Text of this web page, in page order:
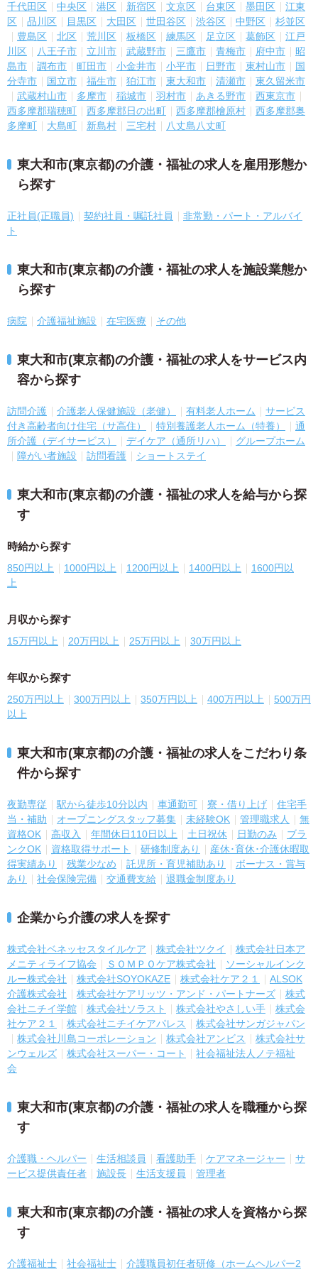
千代田区 中央区 港区 新宿区 文京区 台東区 墨田区
江東
区
品川区 目黒区 大田区 世田谷区 渋谷区 中野区
杉並区
豊島区
北区 荒川区 板橋区 練馬区 足立区 葛飾区
江戸
川区
八王子市 立川市 武蔵野市 三鷹市 青梅市 府中市
昭
島市
調布市 町田市 小金井市 小平市 日野市 東村山市
国
分寺市
国立市 福生市 狛江市 東大和市 清瀬市
東久留米市
武蔵村山市
多摩市 稲城市 羽村市 あきる野市
西東京市
西多摩郡瑞穂町
西多摩郡日の出町 西多摩郡檜原村
西多摩郡奥
多摩町
大島町 新島村 三宅村 八丈島八丈町
東大和市(東京都)の介護・福祉の求人を雇用形態か
ら探す
正社員(正職員) 契約社員・嘱託社員
非常勤・パート・アルバイ
ト
東大和市(東京都)の介護・福祉の求人を施設業態か
ら探す
病院 介護福祉施設 在宅医療 その他
東大和市(東京都)の介護・福祉の求人をサービス内
容から探す
訪問介護 介護老人保健施設（老健） 有料老人ホーム
サービス
付き高齢者向け住宅（サ高住）
特別養護老人ホーム（特養）
通
所介護（デイサービス）
デイケア（通所リハ）
グループホーム
障がい者施設
訪問看護 ショートステイ
東大和市(東京都)の介護・福祉の求人を給与から探
す
時給から探す
850円以上 1000円以上 1200円以上 1400円以上
1600円以
上
月収から探す
15万円以上 20万円以上 25万円以上 30万円以上
年収から探す
250万円以上 300万円以上 350万円以上 400万円以上
500万円
以上
東大和市(東京都)の介護・福祉の求人をこだわり条
件から探す
夜勤専従 駅から徒歩10分以内 車通勤可 寮・借り上げ
住宅手
当・補助
オープニングスタッフ募集 未経験OK 管理職求人
無
資格OK
高収入 年間休日110日以上 土日祝休 日勤のみ
ブラ
ンクOK
資格取得サポート 研修制度あり
産休･育休･介護休暇取
得実績あり
残業少なめ 託児所・育児補助あり
ボーナス・賞与
あり
社会保険完備 交通費支給 退職金制度あり
企業から介護の求人を探す
株式会社ベネッセスタイルケア 株式会社ツクイ
株式会社日本ア
メニティライフ協会
ＳＯＭＰＯケア株式会社
ソーシャルインク
ルー株式会社
株式会社SOYOKAZE 株式会社ケア２１
ALSOK
介護株式会社
株式会社ケアリッツ・アンド・パートナーズ
株式
会社ニチイ学館
株式会社ソラスト 株式会社やさしい手
株式会
社ケア２１
株式会社ニチイケアパレス
株式会社サンガジャパン
株式会社川島コーポレーション
株式会社アンビス
株式会社サ
ンウェルズ
株式会社スーパー・コート
社会福祉法人ノテ福祉
会
東大和市(東京都)の介護・福祉の求人を職種から探
す
介護職・ヘルパー 生活相談員 看護助手 ケアマネージャー
サ
ービス提供責任者
施設長 生活支援員 管理者
東大和市(東京都)の介護・福祉の求人を資格から探
す
介護福祉士 社会福祉士
介護職員初任者研修（ホームヘルパー2